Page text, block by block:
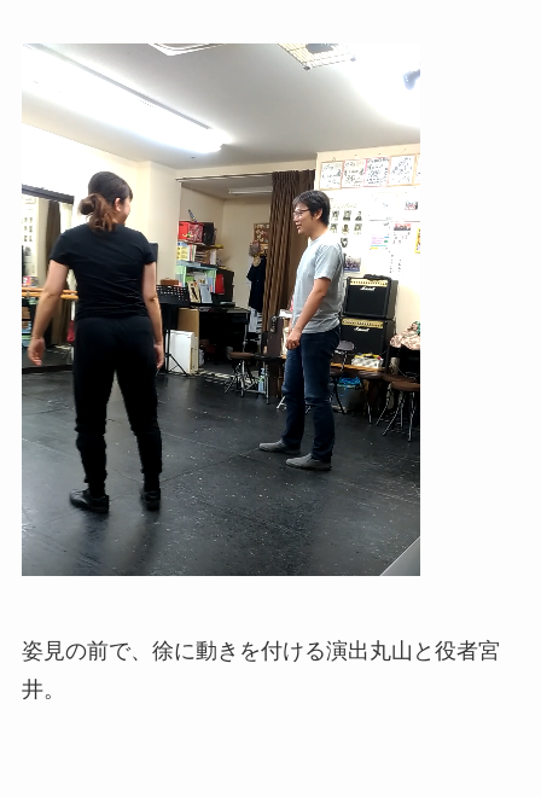
姿見の前で、徐に動きを付ける演出丸山と役者宮
井。